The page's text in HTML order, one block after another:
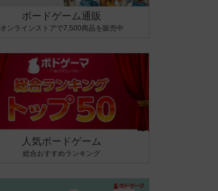
ボードゲーム通販
オンラインストアで7,500商品を販売中
人気ボードゲーム
総合おすすめランキング